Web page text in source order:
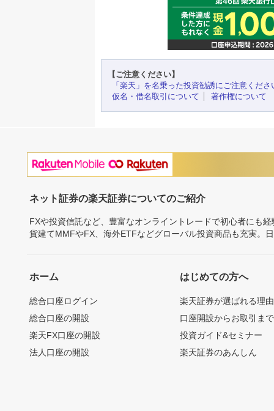
【ご注意ください】
「楽天」を名乗った投資勧誘にご注意くださ
仮名・借名取引について
著作権について
ネット証券の楽天証券についてのご紹介
FXや投資信託など、豊富なオンライントレードで初心者にも
貨建てMMFやFX、海外ETFなどグローバル投資商品も充実。
ホーム
総合口座ログイン
総合口座の開設
楽天FX口座の開設
法人口座の開設
はじめての方へ
楽天証券が選ばれる理由
口座開設からお取引ま
投資ガイド&セミナー
楽天証券のあんしん